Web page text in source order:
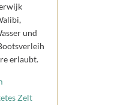
und
erlaubt.
Zelt